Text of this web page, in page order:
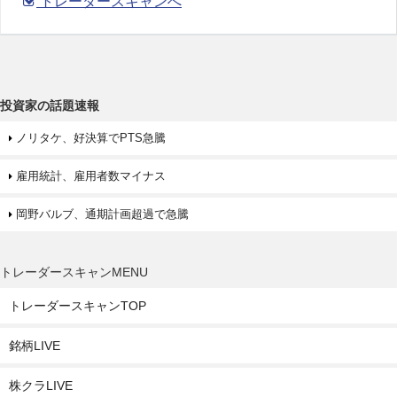
投資家の話題速報
ノリタケ、好決算でPTS急騰
雇用統計、雇用者数マイナス
岡野バルブ、通期計画超過で急騰
トレーダースキャンMENU
トレーダースキャンTOP
銘柄LIVE
株クラLIVE